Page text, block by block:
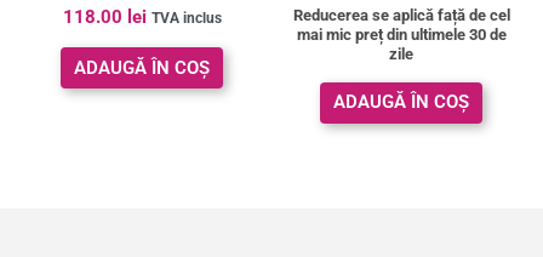
Evaluat la
5.00
din 5
118.00 lei TVA inclus
ADAUGĂ ÎN COȘ
Reducerea se aplică față de cel
mai mic preț din ultimele 30 de
zile
ADAUGĂ ÎN COȘ